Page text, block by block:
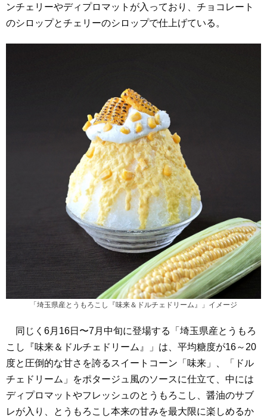
ンチェリーやディプロマットが入っており、チョコレート
のシロップとチェリーのシロップで仕上げている。
「埼玉県産とうもろこし『味来＆ドルチェドリーム』」イメージ
同じく6月16日〜7月中旬に登場する「埼玉県産とうもろ
こし『味来＆ドルチェドリーム』」は、平均糖度が16～20
度と圧倒的な甘さを誇るスイートコーン「味来」、「ドル
チェドリーム」をポタージュ風のソースに仕立て、中には
ディプロマットやフレッシュのとうもろこし、醤油のサブ
レが入り、とうもろこし本来の甘みを最大限に楽しめるか